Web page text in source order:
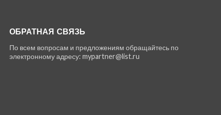
ОБРАТНАЯ СВЯЗЬ
По всем вопросам и предложениям обращайтесь по
электронному адресу: mypartner@list.ru